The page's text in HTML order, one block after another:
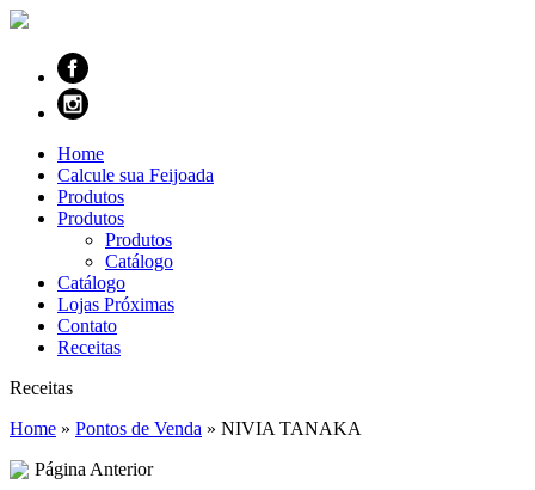
Home
Calcule sua Feijoada
Produtos
Produtos
Produtos
Catálogo
Catálogo
Lojas Próximas
Contato
Receitas
Receitas
Home » Pontos de Venda » NIVIA TANAKA
Página Anterior